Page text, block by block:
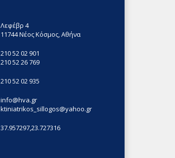
Λεφέβρ 4
11744 Νέος Κόσμος, Αθήνα
210 52 02 901
210 52 26 769
210 52 02 935
info@hva.gr
ktiniatrikos_sillogos@yahoo.gr
37.957297,23.727316